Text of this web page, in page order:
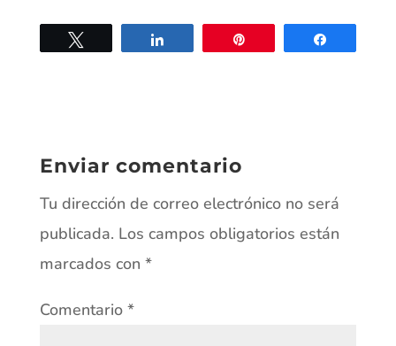
Enviar comentario
Tu dirección de correo electrónico no será
publicada. Los campos obligatorios están
marcados con *
Comentario *